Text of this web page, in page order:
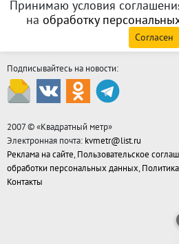
Принимаю условия
на обработку
Согласен
Подписывайтесь на новости:
2007 © «Квадратный метр»
Электронная почта: kvmetr@list.ru
Реклама на сайте, Пользовательское
обработки персональных данных,
Контакты